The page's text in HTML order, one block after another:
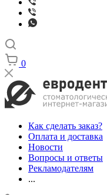
0
Как сделать заказ?
Оплата и доставка
Новости
Вопросы и ответы
Рекламодателям
...